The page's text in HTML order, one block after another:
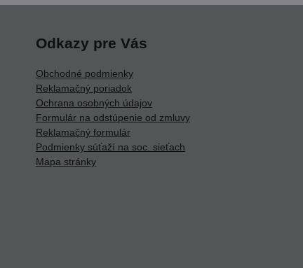
Odkazy pre Vás
Obchodné podmienky
Reklamačný poriadok
Ochrana osobných údajov
Formulár na odstúpenie od zmluvy
Reklamačný formulár
Podmienky súťaží na soc. sieťach
Mapa stránky